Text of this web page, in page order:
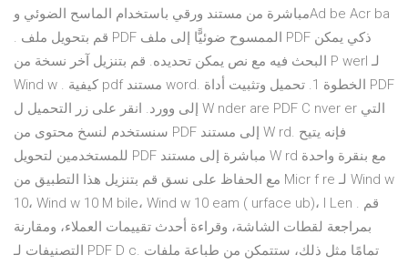
مباشرة من مستند ورقي باستخدام الماسح الضوئي وAd be Acr ba
. قم بتحويل ملف PDF الممسوح ضوئيًّا إلى ملف PDF ذكي يمكن
البحث فيه مع نص يمكن تحديده. قم بتنزيل آخر نسخة من P werI لـ
Wind w . كيفية pdf مستند word. الخطوة 1. تحميل وتثبيت أداة PDF
إلى وورد. انقر على زر التحميل ل W nder are PDF C nver er التي
سنستخدم لنسخ محتوى من PDF إلى مستند W rd. فإنه يتيح
للمستخدمين لتحويل PDF مباشرة إلى مستند W rd مع بنقرة واحدة
مع الحفاظ على نسق قم بتنزيل هذا التطبيق من Micr f re لـ Wind w
10، Wind w 10 M bile، Wind w 10 eam ( urface ub)، l Len . قم
بمراجعة لقطات الشاشة، وقراءة أحدث تقييمات العملاء، ومقارنة
التصنيفات لـ PDF D c. تمامًا مثل ذلك، ستتمكن من طباعة ملفات